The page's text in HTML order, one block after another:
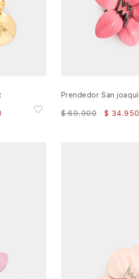
$ 69.900 $ 34.950